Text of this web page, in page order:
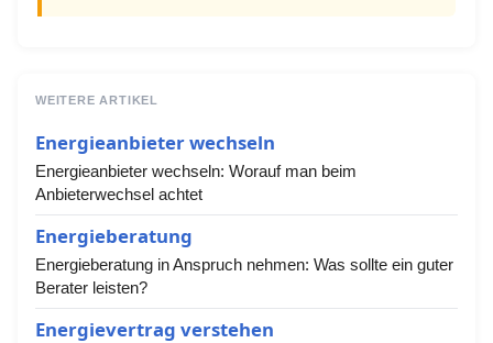
WEITERE ARTIKEL
Energieanbieter wechseln
Energieanbieter wechseln: Worauf man beim
Anbieterwechsel achtet
Energieberatung
Energieberatung in Anspruch nehmen: Was sollte ein guter
Berater leisten?
Energievertrag verstehen